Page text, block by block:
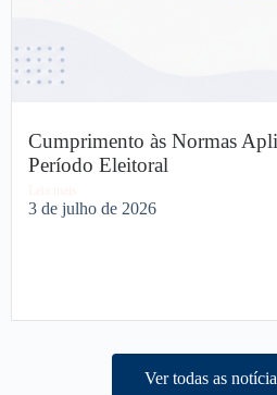
Cumprimento às Normas
Período Eleitoral
3 de julho de 2026
Ver todas as